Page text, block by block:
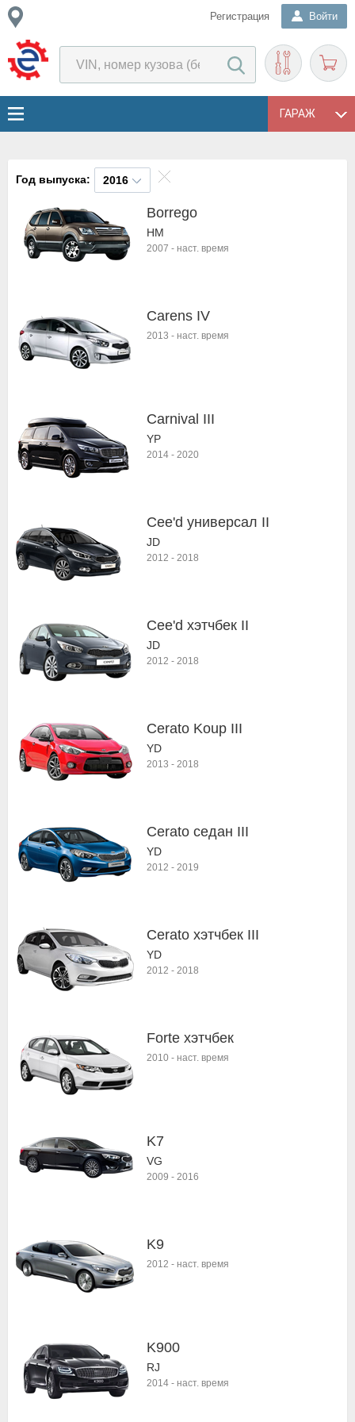
Регистрация Войти
ГАРАЖ
Год выпуска: 2016
Borrego
HM
2007 - наст. время
Carens IV
2013 - наст. время
Carnival III
YP
2014 - 2020
Cee'd универсал II
JD
2012 - 2018
Cee'd хэтчбек II
JD
2012 - 2018
Cerato Koup III
YD
2013 - 2018
Cerato седан III
YD
2012 - 2019
Cerato хэтчбек III
YD
2012 - 2018
Forte хэтчбек
2010 - наст. время
K7
VG
2009 - 2016
K9
2012 - наст. время
K900
RJ
2014 - наст. время